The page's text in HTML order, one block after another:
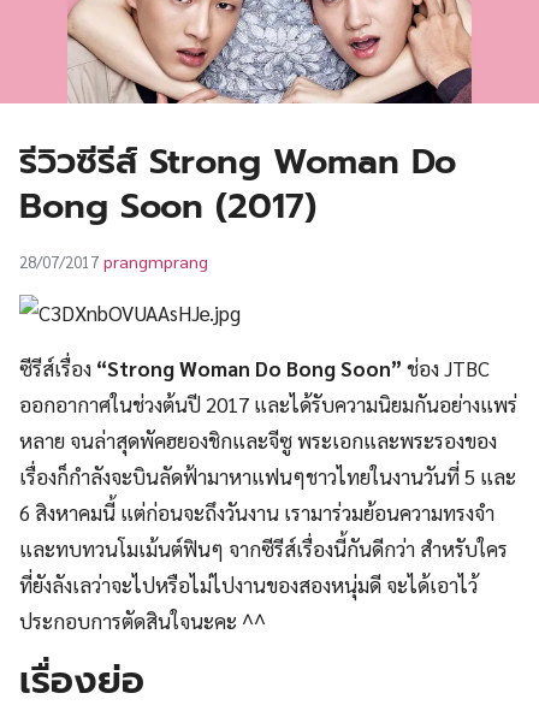
รีวิวซีรีส์ Strong Woman Do
Bong Soon (2017)
28/07/2017 prangmprang
ซีรีส์เรื่อง “Strong Woman Do Bong Soon” ช่อง JTBC
ออกอากาศในช่วงต้นปี 2017 และได้รับความนิยมกันอย่างแพร่
หลาย จนล่าสุดพัคฮยองชิกและจีซู พระเอกและพระรองของ
เรื่องก็กำลังจะบินลัดฟ้ามาหาแฟนๆชาวไทยในงานวันที่ 5 และ
6 สิงหาคมนี้ แต่ก่อนจะถึงวันงาน เรามาร่วมย้อนความทรงจำ
และทบทวนโมเม้นต์ฟินๆ จากซีรีส์เรื่องนี้กันดีกว่า สำหรับใคร
ที่ยังลังเลว่าจะไปหรือไม่ไปงานของสองหนุ่มดี จะได้เอาไว้
ประกอบการตัดสินใจนะคะ ^^
เรื่องย่อ